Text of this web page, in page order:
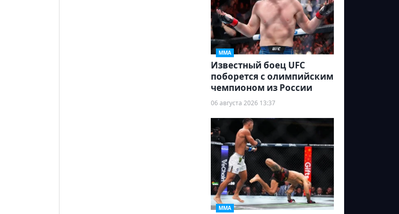
ММА
Известный боец UFC
поборется с олимпийским
чемпионом из России
06 августа 2026 13:37
ММА